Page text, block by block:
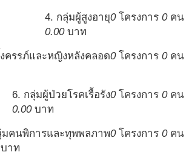
4. กลุ่มผู้สูงอายุ0โครงการ 0คน
0.00บาท
ครรภ์และหญิงหลังคลอด0โครงการ 0คน
6. กลุ่มผู้ป่วยโรคเรื้อรัง0โครงการ 0คน
0.00บาท
มคนพิการและทุพพลภาพ0โครงการ 0คน
าท